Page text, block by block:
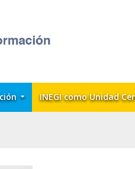
INEGI como Unidad